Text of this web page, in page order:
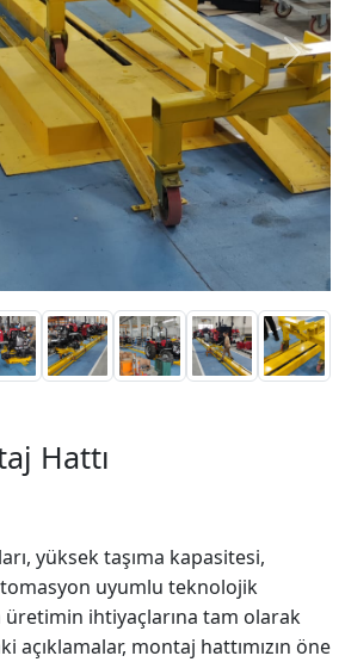
Hattı
yüksek taşıma kapasitesi,
uyumlu teknolojik
üretimin ihtiyaçlarına tam olarak
açıklamalar, montaj hattımızın öne